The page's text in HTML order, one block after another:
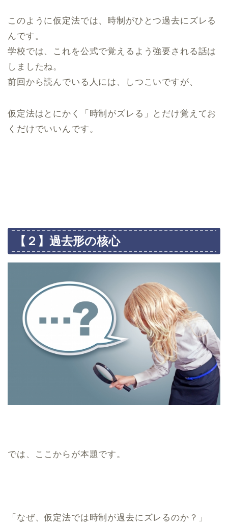
このように仮定法では、時制がひとつ過去にズレる
んです。
学校では、これを公式で覚えるよう強要される話は
しましたね。
前回から読んでいる人には、しつこいですが、
仮定法はとにかく「時制がズレる」とだけ覚えてお
くだけでいいんです。
【２】過去形の核心
では、ここからが本題です。
「なぜ、仮定法では時制が過去にズレるのか？」